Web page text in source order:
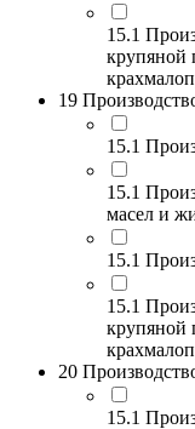
15.1
крупяной
19
15.1
15.1
масел и
15.1
15.1
крупяной
20
15.1